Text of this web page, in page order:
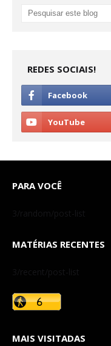
REDES SOCIAIS!
PARA VOCÊ
3/random/post-list
MATÉRIAS RECENTES
3/recent/post-list
MAIS VISITADAS